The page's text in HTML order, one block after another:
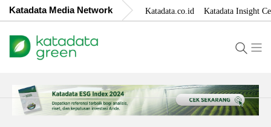
Katadata Media Network Katadata.co.id Katadata Insight